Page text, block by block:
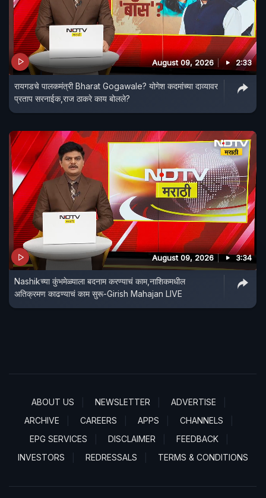
August 09, 2026 2:33
रायगडचे पालकमंत्री Bharat Gogawale? योगेश कदमांच्या दाव्यावर
प्रताप सरनाईक,राज ठाकरे काय बोलले?
August 09, 2026 3:34
Nashikच्या कुंभमेळ्याला बदनाम करण्याचं काम,नाशिकमधील
अतिक्रमण काढण्याचं काम सुरू-Girish Mahajan LIVE
ABOUT US NEWSLETTER
ADVERTISE
ARCHIVE
CAREERS APPS
CHANNELS
EPG SERVICES
DISCLAIMER
FEEDBACK
INVESTORS
REDRESSALS TERMS & CONDITIONS